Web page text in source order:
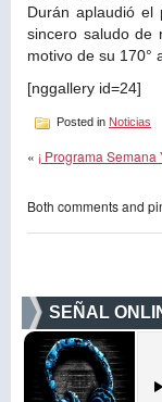
Durán aplaudió el
sincero saludo de
motivo de su 170°
[nggallery id=24]
Posted in Noticias
« ¡ Programa
Both comments and
SEÑAL